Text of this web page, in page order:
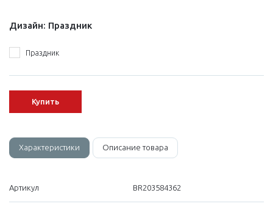
Дизайн: Праздник
Праздник
Купить
Характеристики Описание товара
Артикул BR203584362